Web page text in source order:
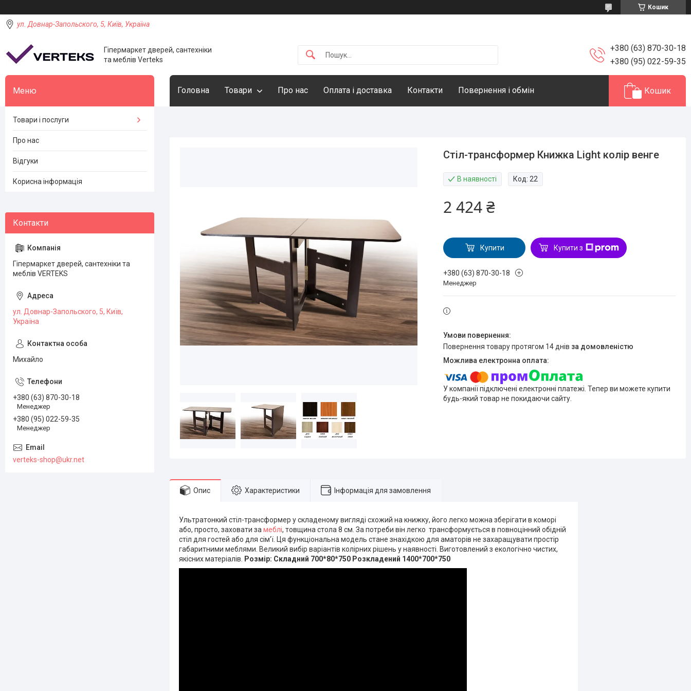
Кошик
ул. Довнар-Запольского, 5, Київ, Україна
Гіпермаркет дверей, сантехніки
та меблів Verteks
+380 (63) 870-30-18
+380 (95) 022-59-35
Головна Товари Про нас Оплата і доставка Контакти Повернення і обмін Кошик
Стіл-трансформер Книжка Light колір венге
В наявності Код: 22
2 424 ₴
Купити Купити з
+380 (63) 870-30-18
Менеджер
повернення товару протягом 14 днів за домовленістю
У компанії підключені електронні платежі. Тепер ви можете купити
будь-який товар не покидаючи сайту.
Опис Характеристики Інформація для замовлення
Ультратонкий стіл-трансформер у складеному вигляді схожий на книжку, його легко можна зберігати в коморі
або, просто, заховати за меблі, товщина стола 8 см. За потреби він легко трансформується в повноцінний обідній
стіл для гостей або для сім'ї. Ця функціональна модель стане знахідкою для аматорів не захаращувати простір
габаритними меблями. Великий вибір варіантів колірних рішень у наявності. Виготовлений з екологічно чистих,
якісних матеріалів.
Розмір: Складний 700*80*750 Розкладений 1400*700*750
Товари і послуги
Про нас
Відгуки
Корисна інформація
Гіпермаркет дверей, сантехніки та
меблів VERTEKS
ул. Довнар-Запольского, 5, Київ,
Україна
Михайло
+380 (63) 870-30-18
Менеджер
+380 (95) 022-59-35
Менеджер
verteks-shop@ukr.net